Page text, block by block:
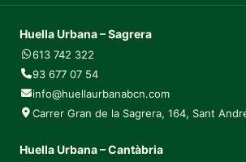
Huella Urbana – Sagrera
613 742 322
93 677 07 54
info@huellaurbanabcn.com
Carrer Gran de la Sagrera, 164, Sant
Huella Urbana – Cantàbria